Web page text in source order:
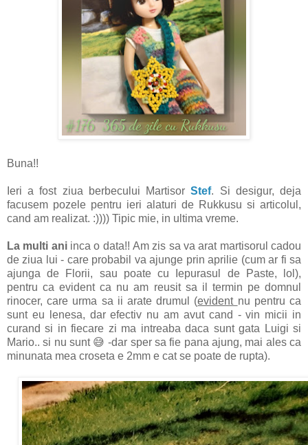
Buna!!
Ieri a fost ziua berbecului MartisorStef. Si desigur, deja
facusem pozele pentru ieri alaturi de Rukkusu si articolul,
cand am realizat. :)))) Tipic mie, in ultima vreme.
La multi ani inca o data!! Am zis sa va arat martisorul cadou
de ziua lui - care probabil va ajunge prin aprilie (cum ar fi sa
ajunga de Florii, sau poate cu Iepurasul de Paste, lol),
pentru ca evident ca nu am reusit sa il termin pe domnul
rinocer, care urma sa ii arate drumul (evident nu pentru ca
sunt eu lenesa, dar efectiv nu am avut cand - vin micii in
curand si in fiecare zi ma intreaba daca sunt gata Luigi si
Mario.. si nu sunt 😅 -dar sper sa fie pana ajung, mai ales ca
minunata mea croseta e 2mm e cat se poate de rupta).